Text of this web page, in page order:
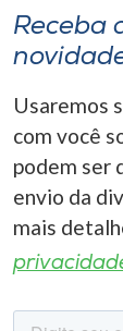
Receba
Usaremos
com você
podem ser
envio da
mais